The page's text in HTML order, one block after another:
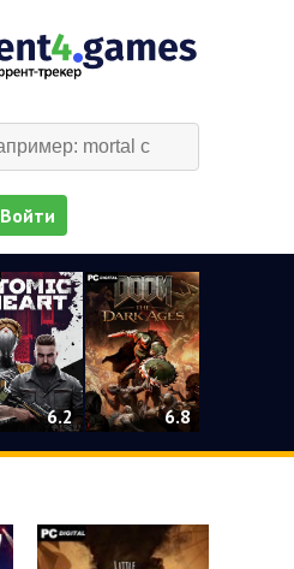
Войти
6.2 6.8